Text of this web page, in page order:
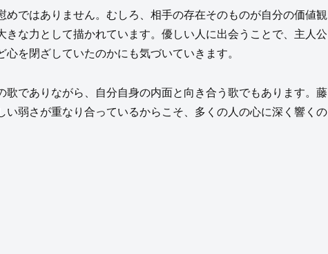
ではありません。むしろ、相手の存在そのものが自分の価値観
な力として描かれています。優しい人に出会うことで、主人公
を閉ざしていたのかにも気づいていきます。
でありながら、自分自身の内面と向き合う歌でもあります。藤
弱さが重なり合っているからこそ、多くの人の心に深く響くの